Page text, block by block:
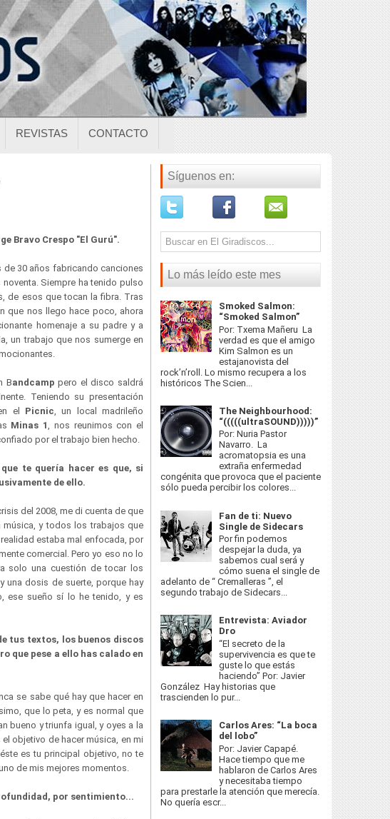
REVISTAS CONTACTO
Bravo Crespo "El Gurú".
de 30 años fabricando canciones
Siempre ha tenido pulso
de esos que tocan la fibra. Tras
que nos llego hace poco, ahora
homenaje a su padre y a
un trabajo que nos sumerge en
Bandcamppero el disco saldrá
Teniendo su presentación
el Picnic, un local madrileño
Minas 1, nos reunimos con el
por el trabajo bien hecho.
te quería hacer es que, si
de ello.
del 2008, me di cuenta de que
música, y todos los trabajos que
estaba mal enfocada, por
comercial. Pero yo eso no lo
solo una cuestión de tocar los
una dosis de suerte, porque hay
ese sueño sí lo he tenido, y es
tus textos, los buenos discos
que pese a ello has calado en
se sabe qué hay que hacer en
que lo peta, y es normal que
bueno y triunfa igual, y oyes a la
objetivo de hacer música, en mi
es tu principal objetivo, no te
de mis mejores momentos.
por sentimiento...
Síguenos en:
Lo más leído este mes
Smoked Salmon:
“Smoked Salmon”
Por: Txema Mañeru La
verdad es que el amigo
Kim Salmon es un
estajanovista del
rock’n’roll. Lo mismo recupera a los
históricos The Scien...
The Neighbourhood:
“(((((ultraSOUND)))))”
Por: Nuria Pastor
Navarro. La
acromatopsia es una
extraña enfermedad
congénita que provoca que el paciente
sólo pueda percibir los colores...
Fan de ti: Nuevo
Single de Sidecars
Por fin podemos
despejar la duda, ya
sabemos cual será y
cómo suena el single de
adelanto de “ Cremalleras ”, el
segundo trabajo de Sidecars...
Entrevista: Aviador
Dro
“El secreto de la
supervivencia es que te
guste lo que estás
haciendo” Por: Javier
González Hay historias que
trascienden lo pur...
Carlos Ares: “La boca
del lobo”
Por: Javier Capapé.
Hace tiempo que me
hablaron de Carlos Ares
y necesitaba tiempo
para prestarle la atención que merecía.
No quería escr...